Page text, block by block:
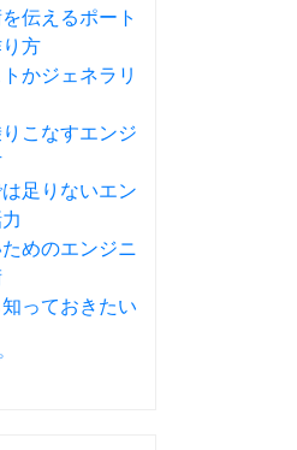
伝えるポート
方
かジェネラリ
こなすエンジ
足りないエン
めのエンジニ
っておきたい